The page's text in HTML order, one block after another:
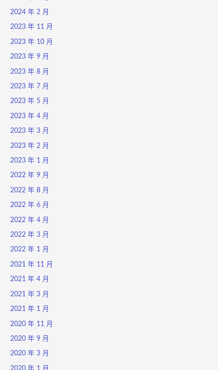
2024 年 2 月
2023 年 11 月
2023 年 10 月
2023 年 9 月
2023 年 8 月
2023 年 7 月
2023 年 5 月
2023 年 4 月
2023 年 3 月
2023 年 2 月
2023 年 1 月
2022 年 9 月
2022 年 8 月
2022 年 6 月
2022 年 4 月
2022 年 3 月
2022 年 1 月
2021 年 11 月
2021 年 4 月
2021 年 3 月
2021 年 1 月
2020 年 11 月
2020 年 9 月
2020 年 3 月
2020 年 1 月